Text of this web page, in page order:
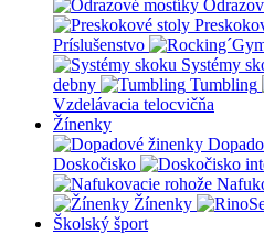
Príslušenstvo
Systémy
debny
Tumbling
Vzdelávacia telocvičňa
Žínenky
Doskočisko
Žínenky
Školský šport